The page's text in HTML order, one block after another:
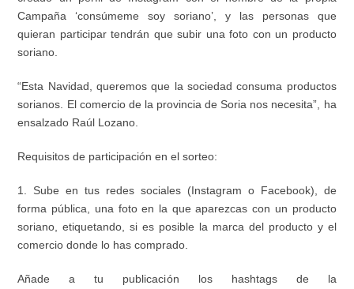
Campaña ‘consúmeme soy soriano’ , y las personas que
quieran participar tendrán que subir una foto con un producto
soriano.
“Esta Navidad, queremos que la sociedad consuma productos
sorianos. El comercio de la provincia de Soria nos necesita” , ha
ensalzado Raúl Lozano.
Requisitos de participación en el sorteo:
1 Sube en tus redes sociales (Instagram o Facebook),
de
forma pública, una foto en la que aparezcas con un producto
soriano , etiquetando, si es posible la marca del producto y el
comercio donde lo has comprado.
Añade a tu publicación los
hashtags de la